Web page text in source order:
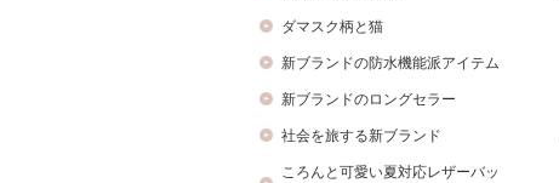
ダマスク柄と猫
新ブランドの防水機能派アイテム
新ブランドのロングセラー
社会を旅する新ブランド
ころんと可愛い夏対応レザーバッ